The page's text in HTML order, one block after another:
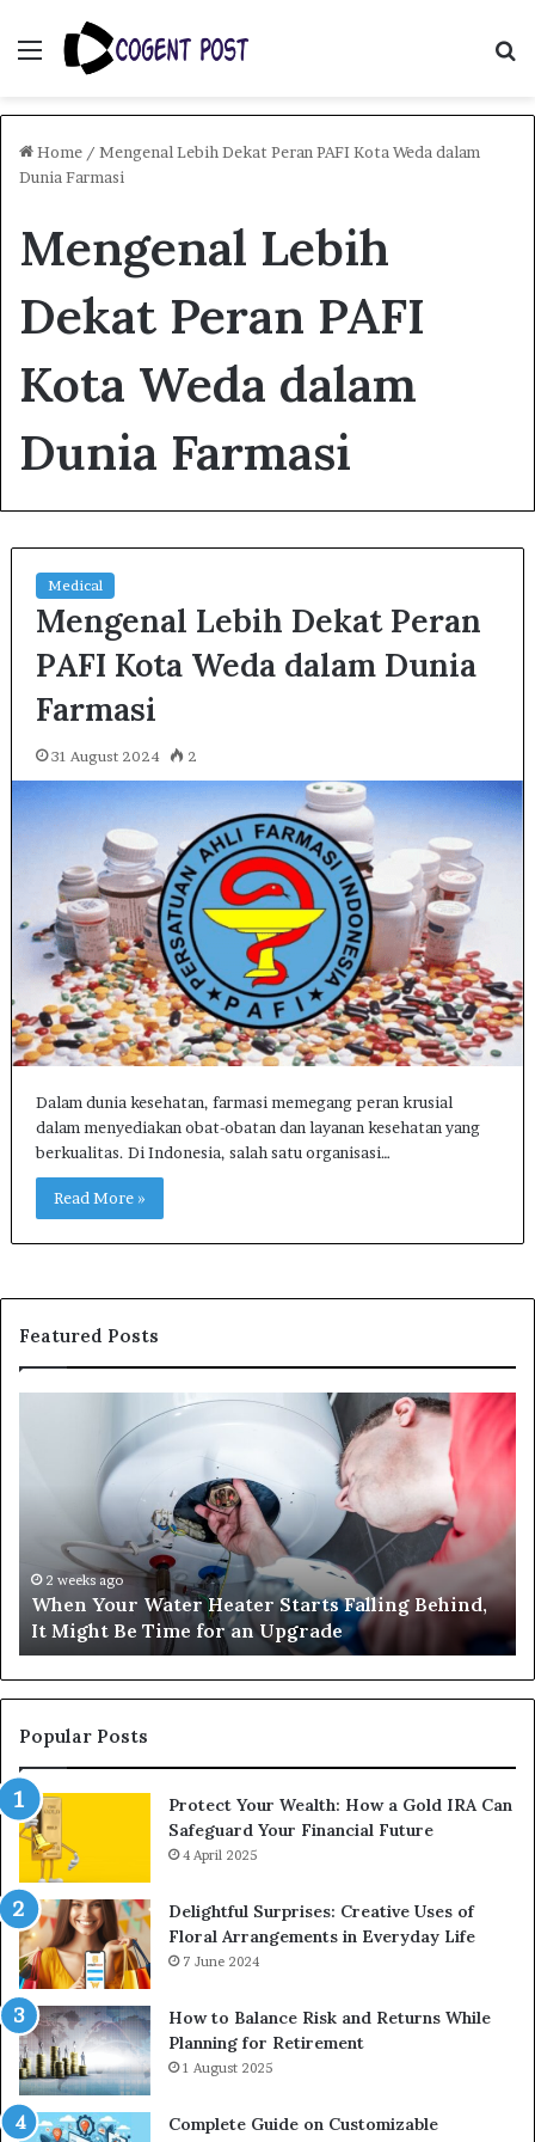
Menu
Home / Mengenal Lebih Dekat Peran PAFI Kota Weda dalam
Dunia Farmasi
Mengenal Lebih
Dekat Peran PAFI
Kota Weda dalam
Dunia Farmasi
Medical
Mengenal Lebih Dekat Peran
PAFI Kota Weda dalam Dunia
Farmasi
31 August 2024 2
Dalam dunia kesehatan, farmasi memegang peran krusial
dalam menyediakan obat-obatan dan layanan kesehatan yang
berkualitas. Di Indonesia, salah satu organisasi…
Read More »
Featured Posts
Behind,
Might
Be
Time
for
an
Upgrade
2 weeks ago
When Your Water Heater Starts Falling Behind,
It Might Be Time for an Upgrade
Popular Posts
Protect Your Wealth: How a Gold IRA Can
Safeguard Your Financial Future
4 April 2025
Delightful Surprises: Creative Uses of
Floral Arrangements in Everyday Life
7 June 2024
How to Balance Risk and Returns While
Planning for Retirement
1 August 2025
Complete Guide on Customizable